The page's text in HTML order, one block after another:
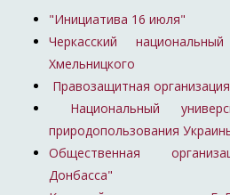
"Инициатива 16 июля"
Черкасский
Хмельницкого
Правозащитная
Национальный
природопользования
Общественная
Донбасса"